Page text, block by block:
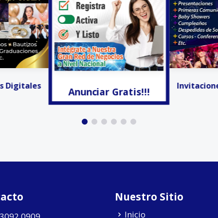
Invitaciones Digitales
Nuestro Sitio
Inicio